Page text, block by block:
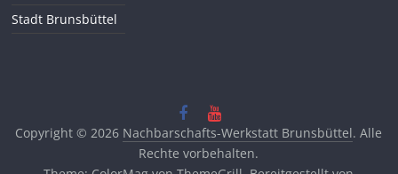
Stadt Brunsbüttel
Copyright © 2026 Nachbarschafts-Werkstatt Brunsbüttel. Alle
Rechte vorbehalten.